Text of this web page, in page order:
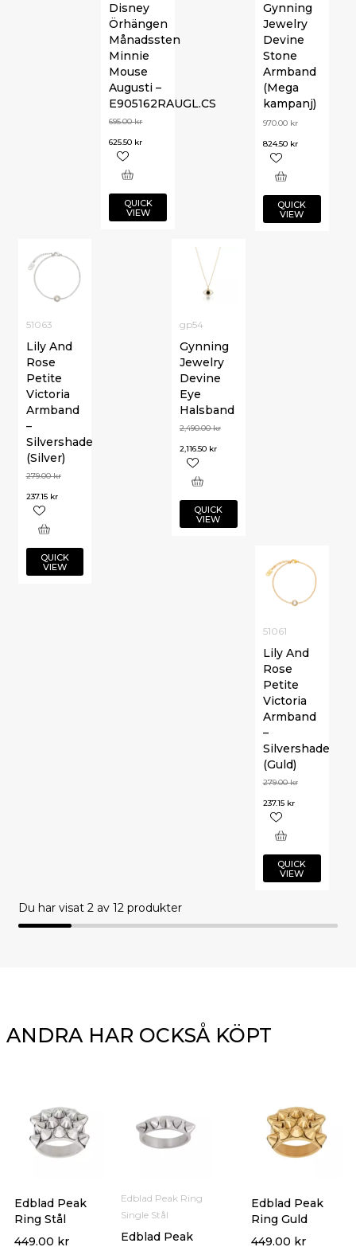
Gynning
Jewelry
Devine
Stone
Armband
(Mega
kampanj)
970.00 kr
824.50 kr
QUICK
VIEW
Disney
Örhängen
Månadssten
Minnie
Mouse
Augusti –
E905162RAUGL.CS
695.00kr
625.50 kr
QUICK
VIEW
gp54
Gynning
Jewelry
Devine
Eye
Halsband
2,490.00kr
2,116.50 kr
QUICK
VIEW
51063
Lily And
Rose
Petite
Victoria
Armband
–
Silvershade
(Silver)
279.00kr
237.15 kr
QUICK
VIEW
51061
Lily And
Rose
Petite
Victoria
Armband
–
Silvershade
(Guld)
279.00kr
237.15 kr
QUICK
VIEW
Du har visat 2av 12 produkter
ANDRA HAR OCKSÅ KÖPT
Edblad Peak
Ring Stål
449.00 kr
Edblad Peak
Ring Guld
449.00 kr
Edblad Peak Ring
Single Stål
Edblad Peak